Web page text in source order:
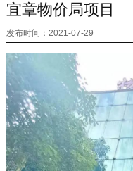
宜章物价局项目
发布时间： 2021-07-29